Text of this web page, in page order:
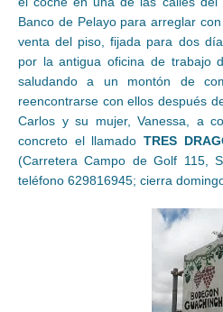
Banco de Pelayo para arreglar
venta del piso, fijada para dos
por la antigua oficina de trabajo
saludando a un montón de
reencontrarse con ellos después
Carlos y su mujer, Vanessa, a
concreto el llamado TRES
(Carretera Campo de Golf 115,
teléfono 629816945; cierra